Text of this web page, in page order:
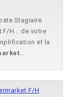
Stagiaire
F/H... de votre
et la
...
F/H